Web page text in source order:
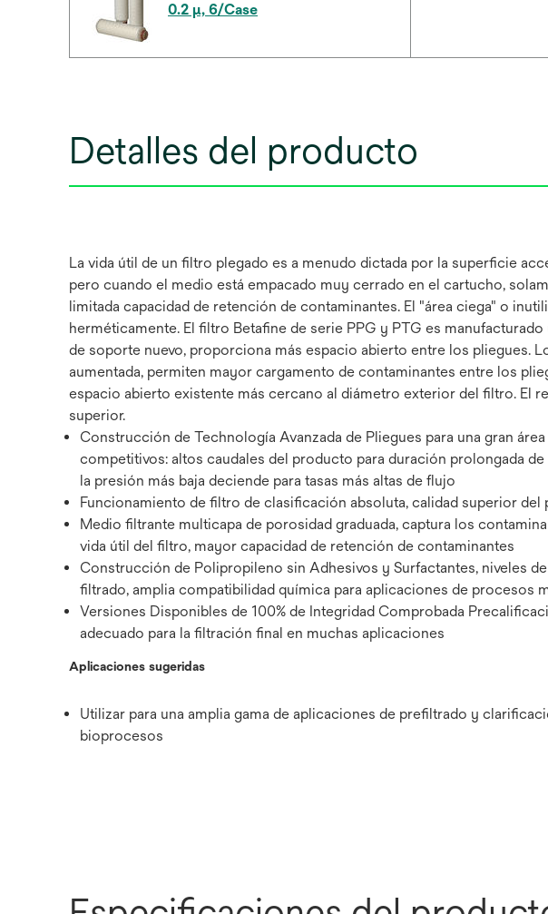
0.2 μ, 6/Case
Detalles del producto
La vida útil de un filtro plegado es a menudo dictada por la superficie
pero cuando el medio está empacado muy cerrado en el cartucho,
limitada capacidad de retención de contaminantes. El "área ciega" o
herméticamente. El filtro Betafine de serie PPG y PTG es
de soporte nuevo, proporciona más espacio abierto entre los pliegues.
aumentada, permiten mayor cargamento de contaminantes entre los
espacio abierto existente más cercano al diámetro exterior del filtro. El
superior.
Construcción de Technología Avanzada de Pliegues para una gran
competitivos: altos caudales del producto para duración prolongada
la presión más baja deciende para tasas más altas de flujo
Funcionamiento de filtro de clasificación absoluta, calidad superior
Medio filtrante multicapa de porosidad graduada, captura los
vida útil del filtro, mayor capacidad de retención de contaminantes
Construcción de Polipropileno sin Adhesivos y Surfactantes, niveles
filtrado, amplia compatibilidad química para aplicaciones de procesos
Versiones Disponibles de 100% de Integridad Comprobada
adecuado para la filtración final en muchas aplicaciones
Aplicaciones sugeridas
Utilizar para una amplia gama de aplicaciones de prefiltrado y
bioprocesos